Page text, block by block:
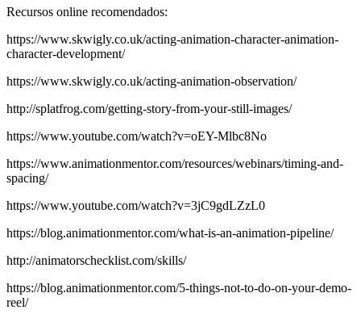
Recursos online recomendados:
https://www.skwigly.co.uk/acting-animation-character-animation-
character-development/
https://www.skwigly.co.uk/acting-animation-observation/
http://splatfrog.com/getting-story-from-your-still-images/
https://www.youtube.com/watch?v=oEY-Mlbc8No
https://www.animationmentor.com/resources/webinars/timing-and-
spacing/
https://www.youtube.com/watch?v=3jC9gdLZzL0
https://blog.animationmentor.com/what-is-an-animation-pipeline/
http://animatorschecklist.com/skills/
https://blog.animationmentor.com/5-things-not-to-do-on-your-demo-
reel/